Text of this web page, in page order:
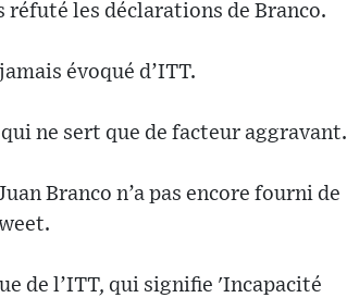
les déclarations de Branco.
évoqué d’ITT.
ne sert que de facteur aggravant.
Branco n’a pas encore fourni de
de l’ITT, qui signifie 'Incapacité